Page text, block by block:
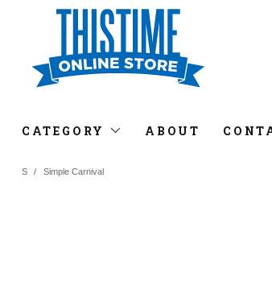
CATEGORY ABOUT
S / Simple Carnival